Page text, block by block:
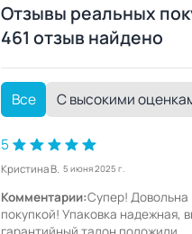
Отзывы реальных
461 отзыв найдено
Все С высокими
5
Кристина В. 5 июня 2025 г.
Комментарии:Супер! Довольна
покупкой! Упаковка надежная,